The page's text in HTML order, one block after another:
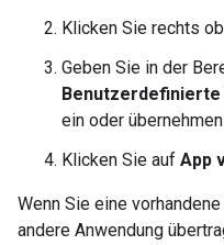
Klicken Sie rechts
Geben Sie in der
Benutzerdefinierte
ein oder
Klicken Sie auf App
Wenn Sie eine
andere Anwendung